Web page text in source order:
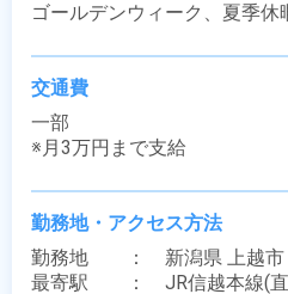
ゴールデンウィーク、夏季休
交通費
一部
※月3万円まで支給
勤務地・アクセス方法
勤務地　　：　新潟県 上越市
最寄駅　　：　JR信越本線(